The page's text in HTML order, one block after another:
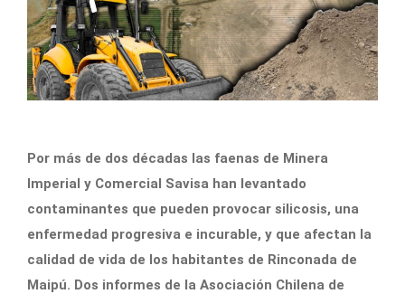
Por más de dos décadas las faenas de Minera
Imperial y Comercial Savisa han levantado
contaminantes que pueden provocar silicosis, una
enfermedad progresiva e incurable, y que afectan la
calidad de vida de los habitantes de Rinconada de
Maipú. Dos informes de la Asociación Chilena de